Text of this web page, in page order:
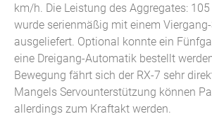
km/h. Die Leistung des Aggregates: 105
wurde serienmäßig mit einem
ausgeliefert. Optional konnte ein
eine Dreigang-Automatik bestellt
Bewegung fährt sich der RX-7 sehr
Mangels Servounterstützung können
allerdings zum Kraftakt werden.